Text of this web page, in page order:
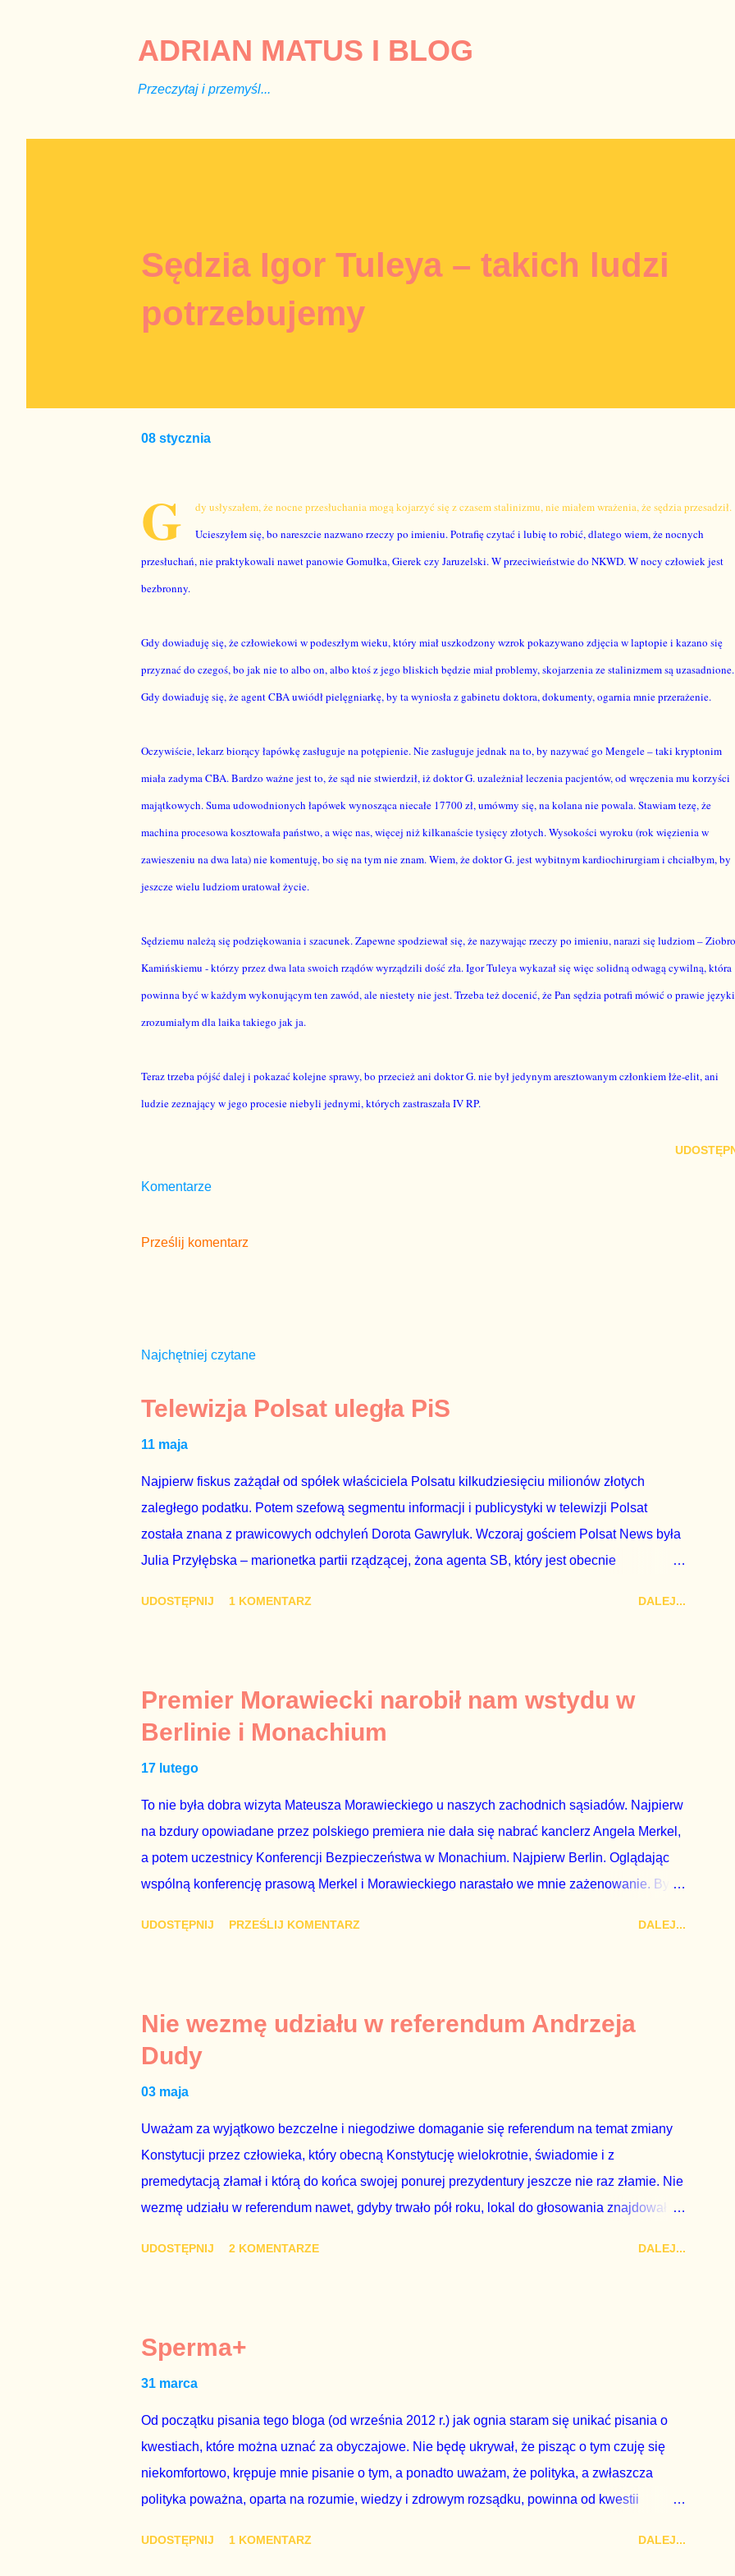
ADRIAN MATUS I BLOG
Przeczytaj i przemyśl...
Sędzia Igor Tuleya – takich ludzi
potrzebujemy
08 stycznia
G
dy usłyszałem, że nocne przesłuchania mogą kojarzyć się z czasem stalinizmu, nie miałem wrażenia, że sędzia przesadził.
Ucieszyłem się, bo nareszcie nazwano rzeczy po imieniu. Potrafię czytać i lubię to robić, dlatego wiem, że nocnych
przesłuchań,nie praktykowali nawet panowie Gomułka, Gierek czy Jaruzelski.W przeciwieństwie do NKWD. W nocy człowiek jest
bezbronny.
Gdy dowiaduję się, że człowiekowi w podeszłym wieku, który miał uszkodzony wzrok pokazywano zdjęcia w laptopie i kazano się
przyznać do czegoś, bo jak nie to albo on, albo ktoś z jego bliskich będzie miał problemy, skojarzenia ze stalinizmem są uzasadnione.
Gdy dowiaduję się, że agent CBA uwiódł pielęgniarkę, by ta wyniosła z gabinetu doktora, dokumenty, ogarnia mnie przerażenie.
Oczywiście, lekarz biorący łapówkę zasługuje na potępienie. Nie zasługuje jednak na to, by nazywać go Mengele – taki kryptonim
miała zadyma CBA. Bardzo ważne jest to, że sąd nie stwierdził, iż doktor G. uzależniał leczenia pacjentów, od wręczenia mu korzyści
majątkowych. Suma udowodnionych łapówek wynosząca niecałe 17700 zł, umówmy się, na kolana nie powala. Stawiam tezę, że
machina procesowa kosztowała państwo, a więc nas, więcej niż kilkanaście tysięcy złotych. Wysokości wyroku (rok więzienia w
zawieszeniu na dwa lata) nie komentuję, bo się na tym nie znam. Wiem, że doktor G. jest wybitnym kardiochirurgiam i chciałbym, by
jeszcze wielu ludziom uratował życie.
Sędziemu należą się podziękowania i szacunek. Zapewne spodziewał się, że nazywając rzeczy po imieniu, narazi się ludziom –
Kamińskiemu - którzy przez dwa lata swoich rządów wyrządzili dość zła. Igor Tuleya wykazał się więc solidną odwagą cywilną, która
powinna być w każdym wykonującym ten zawód, ale niestety nie jest. Trzeba też docenić, że Pan sędzia potrafi mówić o prawie
zrozumiałym dla laika takiego jak ja.
Teraz trzeba pójść dalej i pokazać kolejne sprawy, bo przecież ani doktor G. nie był jedynym aresztowanym członkiem łże-elit, ani
ludzie zeznający w jego procesie niebyli jednymi, których zastraszała IV RP.
Komentarze
Prześlij komentarz
Najchętniej czytane
Telewizja Polsat uległa PiS
11 maja
Najpierw fiskus zażądał od spółek właściciela Polsatu kilkudziesięciu milionów złotych
zaległego podatku. Potem szefową segmentu informacji i publicystyki w telewizji Polsat
została znana z prawicowych odchyleń Dorota Gawryluk. Wczoraj gościem Polsat News była
Julia Przyłębska – marionetka partii rządzącej, żona agenta SB, który jest obecnie
z TVP i TVN nie dorastają do pięt. Smutne, że znowu dał się złamać partii Jarosława
Kaczyńskiego. Znowu, bo w 2007 roku też tak się stało. Na kilka tygodni przed
przedterminowymi wyborami parlamentarnymi do biur Solorza politycy PiS wysłali Agencję
Bezpieczeństwa Wewnętrznego, a kilka dni później...
UDOSTĘPNIJ 1 KOMENTARZ DALEJ...
Premier Morawiecki narobił nam wstydu w
Berlinie i Monachium
17 lutego
To nie była dobra wizyta Mateusza Morawieckiego u naszych zachodnich sąsiadów. Najpierw
na bzdury opowiadane przez polskiego premiera nie dała się nabrać kanclerz Angela Merkel,
a potem uczestnicy Konferencji Bezpieczeństwa w Monachium. Najpierw Berlin. Oglądając
wspólną konferencję prasową Merkel i Morawieckiego narastało we mnie zażenowanie. Było
tym i porównał PKB Polski i Hiszpanii, ale – uwaga – z roku 1951, czyli czasów stalinizmu. To
pewnie dlatego, że nie chciało mu przejść przez gardło pochwalenie gospodarczej sytuacji
naszego kraju z lat 2007-2015. Bardzo to małe i smutne – niegodne premiera polskiego
rządu. Generalnie, M...
UDOSTĘPNIJ PRZEŚLIJ KOMENTARZ DALEJ...
Nie wezmę udziału w referendum Andrzeja
Dudy
03 maja
Uważam za wyjątkowo bezczelne i niegodziwe domaganie się referendum na temat zmiany
Konstytucji przez człowieka, który obecną Konstytucję wielokrotnie, świadomie i z
premedytacją złamał i którą do końca swojej ponurej prezydentury jeszcze nie raz złamie. Nie
wezmę udziału w referendum nawet, gdyby trwało pół roku, lokal do głosowania znajdował
tego referendum nie chce – ani partia rządząca, ani partie opozycyjne. Jeśli w siedzibie PiS
zapadnie decyzja, aby głosować zgodnie z wolą Dudy, obowiązkiem każdego przyzwoitego
człowieka i szanującego podstawowe reguły demokraty jest takie referendum zbojkotować. W
procedurze zmiany Konstytu...
UDOSTĘPNIJ 2 KOMENTARZE DALEJ...
Sperma+
31 marca
Od początku pisania tego bloga (od września 2012 r.) jak ognia staram się unikać pisania o
kwestiach, które można uznać za obyczajowe. Nie będę ukrywał, że pisząc o tym czuję się
niekomfortowo, krępuje mnie pisanie o tym, a ponadto uważam, że polityka, a zwłaszcza
polityka poważna, oparta na rozumie, wiedzy i zdrowym rozsądku, powinna od kwestii
UDOSTĘPNIJ 1 KOMENTARZ DALEJ...